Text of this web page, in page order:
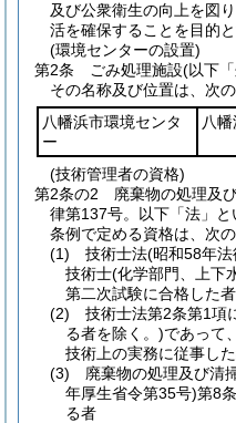
及び公衆衛生の向上を図
活を確保することを目的と
(環境センターの設置)
第2条
ごみ処理施設(以下
その名称及び位置は、次の
八幡浜市環境センタ
ー
八
(技術管理者の資格)
第2条の2
廃棄物の処理及
律第137号。以下「法」と
条例で定める資格は、次の
(1)
技術士法(昭和58年
技術士(化学部門、上下
第二次試験に合格した
(2)
技術士法第2条第1項
る者を除く。)であって
技術上の実務に従事し
(3)
廃棄物の処理及び清
年厚生省令第35号)第8
る者